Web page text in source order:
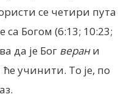
се четири пута
са Богом (6:13; 10:23;
да је Бог верани
учинити. То је, по